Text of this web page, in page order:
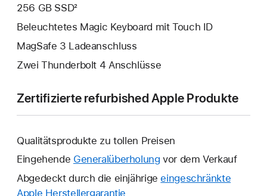
256 GB SSD²
Beleuchtetes Magic Keyboard mit Touch ID
MagSafe 3 Ladeanschluss
Zwei Thunderbolt 4 Anschlüsse
Zertifizierte refurbished Apple Produkte
Qualitätsprodukte zu tollen Preisen
Eingehende Generalüberholung vor dem Verkauf
Abgedeckt durch die einjährige eingeschränkte
Apple Herstellergarantie